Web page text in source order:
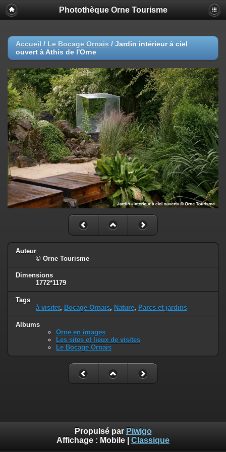
Photothèque Orne Tourisme
Accueil / Le Bocage Ornais / Jardin intérieur à ciel
ouvert à Athis de l'Orne
Auteur
© Orne Tourisme
Dimensions
1772*1179
Tags
à visiter, Bocage Ornais, Nature, Parcs et jardins
Albums
Orne en images
Les sites et lieux de visites
Le Bocage Ornais
Propulsé par Piwigo
Affichage : Mobile Classique